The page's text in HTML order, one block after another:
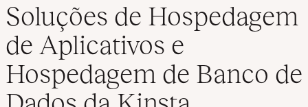
Soluções de Hospedagem
de Aplicativos e
Hospedagem de Banco de